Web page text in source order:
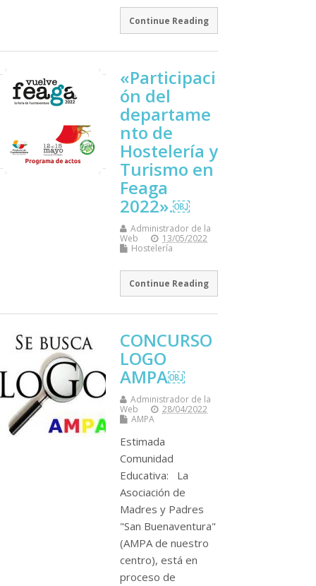
Continue Reading
«Participaci
ón del
departame
nto de
Hostelería y
Turismo en
Feaga
2022».￼
Administrador de la
Web
13/05/2022
Hostelería
Continue Reading
CONCURSO
LOGO
AMPA￼
Administrador de la
Web
28/04/2022
AMPA
Estimada
Comunidad
Educativa: La
Asociación de
Madres y Padres
"San Buenaventura"
(AMPA de nuestro
centro), está en
proceso de